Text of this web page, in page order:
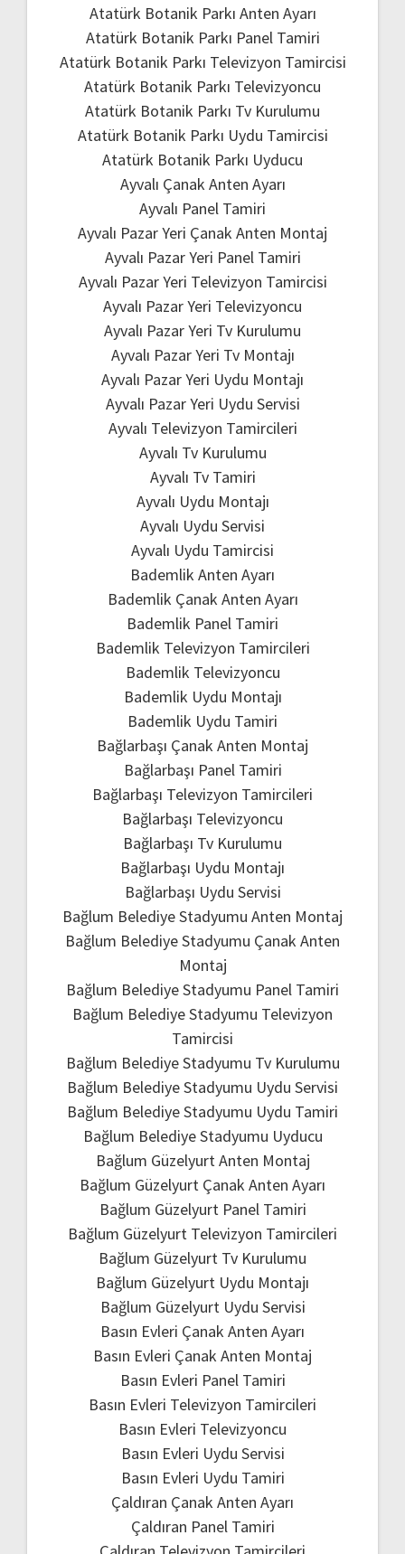
Atatürk Botanik Parkı Anten Ayarı
Atatürk Botanik Parkı Panel Tamiri
Atatürk Botanik Parkı Televizyon Tamircisi
Atatürk Botanik Parkı Televizyoncu
Atatürk Botanik Parkı Tv Kurulumu
Atatürk Botanik Parkı Uydu Tamircisi
Atatürk Botanik Parkı Uyducu
Ayvalı Çanak Anten Ayarı
Ayvalı Panel Tamiri
Ayvalı Pazar Yeri Çanak Anten Montaj
Ayvalı Pazar Yeri Panel Tamiri
Ayvalı Pazar Yeri Televizyon Tamircisi
Ayvalı Pazar Yeri Televizyoncu
Ayvalı Pazar Yeri Tv Kurulumu
Ayvalı Pazar Yeri Tv Montajı
Ayvalı Pazar Yeri Uydu Montajı
Ayvalı Pazar Yeri Uydu Servisi
Ayvalı Televizyon Tamircileri
Ayvalı Tv Kurulumu
Ayvalı Tv Tamiri
Ayvalı Uydu Montajı
Ayvalı Uydu Servisi
Ayvalı Uydu Tamircisi
Bademlik Anten Ayarı
Bademlik Çanak Anten Ayarı
Bademlik Panel Tamiri
Bademlik Televizyon Tamircileri
Bademlik Televizyoncu
Bademlik Uydu Montajı
Bademlik Uydu Tamiri
Bağlarbaşı Çanak Anten Montaj
Bağlarbaşı Panel Tamiri
Bağlarbaşı Televizyon Tamircileri
Bağlarbaşı Televizyoncu
Bağlarbaşı Tv Kurulumu
Bağlarbaşı Uydu Montajı
Bağlarbaşı Uydu Servisi
Bağlum Belediye Stadyumu Anten Montaj
Bağlum Belediye Stadyumu Çanak Anten
Montaj
Bağlum Belediye Stadyumu Panel Tamiri
Bağlum Belediye Stadyumu Televizyon
Tamircisi
Bağlum Belediye Stadyumu Tv Kurulumu
Bağlum Belediye Stadyumu Uydu Servisi
Bağlum Belediye Stadyumu Uydu Tamiri
Bağlum Belediye Stadyumu Uyducu
Bağlum Güzelyurt Anten Montaj
Bağlum Güzelyurt Çanak Anten Ayarı
Bağlum Güzelyurt Panel Tamiri
Bağlum Güzelyurt Televizyon Tamircileri
Bağlum Güzelyurt Tv Kurulumu
Bağlum Güzelyurt Uydu Montajı
Bağlum Güzelyurt Uydu Servisi
Basın Evleri Çanak Anten Ayarı
Basın Evleri Çanak Anten Montaj
Basın Evleri Panel Tamiri
Basın Evleri Televizyon Tamircileri
Basın Evleri Televizyoncu
Basın Evleri Uydu Servisi
Basın Evleri Uydu Tamiri
Çaldıran Çanak Anten Ayarı
Çaldıran Panel Tamiri